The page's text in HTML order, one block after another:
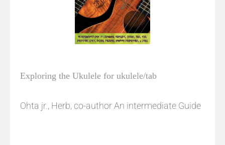
Exploring the Ukulele for ukulele/tab
Ohta jr., Herb, co-author An intermediate Guide